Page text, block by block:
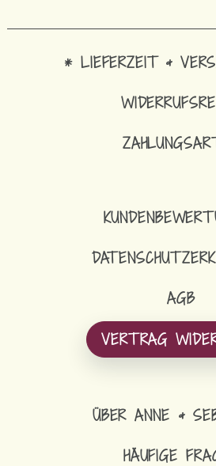
* LIEFERZEIT &
AGB
VERTRAG
ÜBER ANNE &
HÄUFIGE